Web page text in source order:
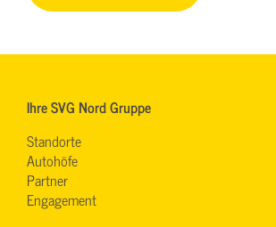
Ihre SVG Nord Gruppe
Standorte
Autohöfe
Partner
Engagement